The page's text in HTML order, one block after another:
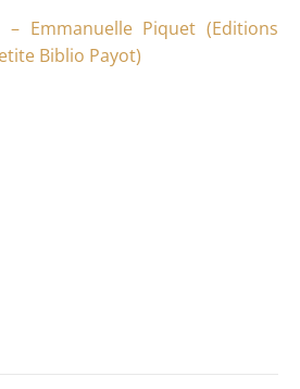
– Emmanuelle Piquet (Editions
Biblio Payot)